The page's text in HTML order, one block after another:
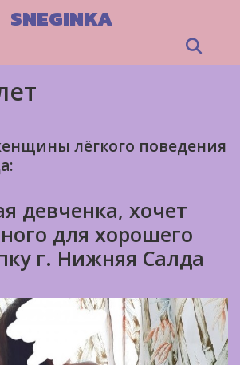
SNEGINKA
лёгкого поведения
девченка, хочет
для хорошего
г. Нижняя Салда